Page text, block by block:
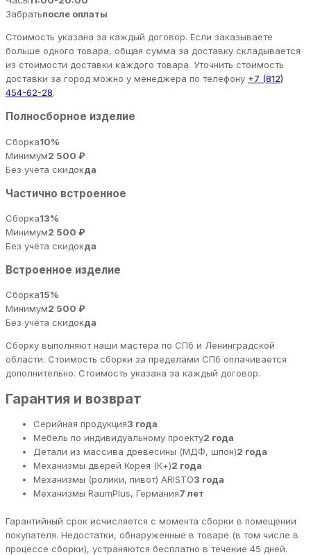
Забратьпосле оплаты
Стоимость указана за каждый договор. Если заказываете
больше одного товара, общая сумма за доставку складывается
из стоимости доставки каждого товара. Уточнить стоимость
доставки за город можно у менеджера по телефону +7 (812)
454-62-28.
Полносборное изделие
Сборка10%
Минимум2 500 ₽
Без учёта скидокда
Частично встроенное
Сборка13%
Минимум2 500 ₽
Без учёта скидокда
Встроенное изделие
Сборка15%
Минимум2 500 ₽
Без учёта скидокда
Сборку выполняют наши мастера по СПб и Ленинградской
области. Стоимость сборки за пределами СПб оплачивается
дополнительно. Стоимость указана за каждый договор.
Гарантия и возврат
Серийная продукция3 года
Мебель по индивидуальному проекту2 года
Детали из массива древесины (МДФ, шпон)2 года
Механизмы дверей Корея (К+)2 года
Механизмы (ролики, пивот) ARISTO3 года
Механизмы RaumPlus, Германия7 лет
Гарантийный срок исчисляется с момента сборки в помещении
покупателя. Недостатки, обнаруженные в товаре (в том числе в
процессе сборки), устраняются бесплатно в течение 45 дней.